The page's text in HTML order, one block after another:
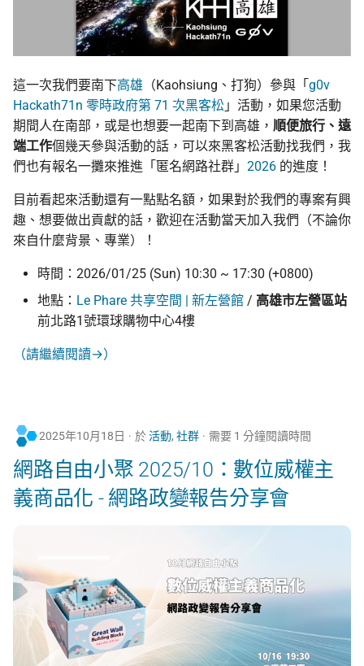
這一次我們要南下高雄 （Kaohsiung、打狗）參與「 g0v
Hackath71n 零時政府第 71 次黑客松 」活動，如果您活動
期間人在南部，或是也想要一起南下到高雄， 順便旅行、遠
端工作個幾天參與活動的話，可以來黑客松活動找我們，我
們也有報名一攤來推進「匿名網路社群」 2026 的進度！
目前看起來活動還有一點點名額，如果對於我們的專案有興
趣、想要做出貢獻的話，歡迎在活動當天加入我們（不論你
來自什麼背景、專業）！
時間：2026/01/25 (Sun) 10:30 ~ 17:30 (+0800)
地點： Le Phare 共享空間 | 新左營館 / 高雄市左營區站
前北路1號環球購物中心4樓
（請繼續閱讀→）
2025年10月18日 於活動, 社群 需要 1 分鐘閱讀時間
網路自由小聚 2025/10：數位威權主
義商品化 - 網路政變報告分享會